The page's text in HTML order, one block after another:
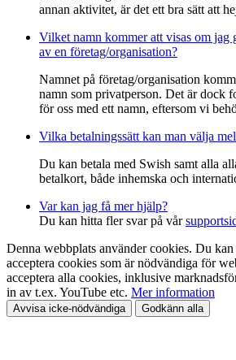
annan aktivitet, är det ett bra sätt att
Vilket namn kommer att visas om jag
av en företag/organisation?
Namnet på företag/organisation
namn som privatperson. Det är dock
för oss med ett namn, eftersom vi
Vilka betalningssätt kan man välja
Du kan betala med Swish samt alla
betalkort, både inhemska och
Var kan jag få mer hjälp?
Du kan hitta fler svar på vår
Denna webbplats använder cookies. Du
acceptera cookies som är nödvändiga för
acceptera alla cookies, inklusive
in av t.ex. YouTube etc. Mer information
Avvisa icke-nödvändiga Godkänn alla